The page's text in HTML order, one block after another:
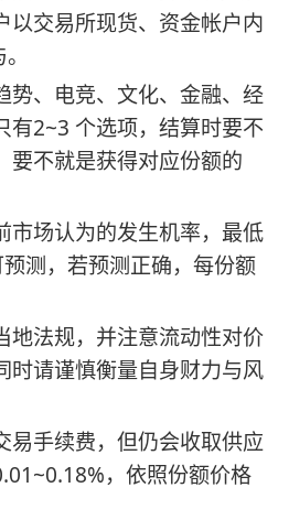
以交易所现货、资金帐户内
势、电竞、文化、金融、经
有2~3 个选项，结算时要不
要不就是获得对应份额的
市场认为的发生机率，最低
测，若预测正确，每份额
地法规，并注意流动性对价
时请谨慎衡量自身财力与风
易手续费，但仍会收取供应
，依照份额价格